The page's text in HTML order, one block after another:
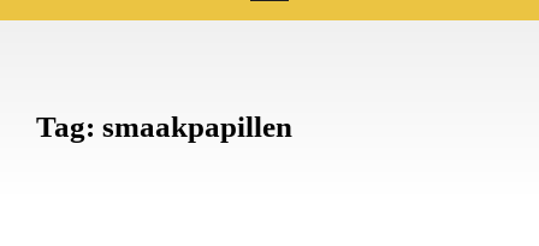
Tag: smaakpapillen